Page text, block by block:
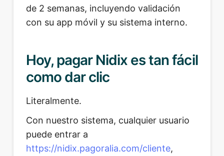
de 2 semanas, incluyendo validación
con su app móvil y su sistema interno.
Hoy, pagar Nidix es tan fácil
como dar clic
Literalmente.
Con nuestro sistema, cualquier usuario
puede entrar a
https://nidix.pagoralia.com/cliente,